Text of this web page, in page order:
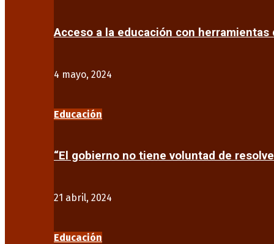
Acceso a la educación con
4 mayo, 2024
Educación
“El gobierno no tiene voluntad de
21 abril, 2024
Educación